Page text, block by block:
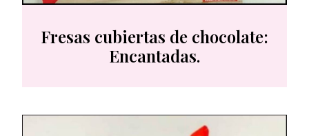
Fresas cubiertas de chocolate:
Encantadas.